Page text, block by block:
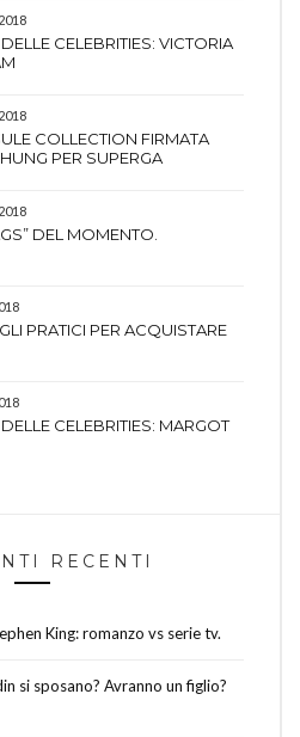
CELEBRITIES: VICTORIA
COLLECTION FIRMATA
PER SUPERGA
DEL MOMENTO.
PRATICI PER ACQUISTARE
CELEBRITIES: MARGOT
RECENTI
King: romanzo vs serie tv.
si sposano? Avranno un figlio?